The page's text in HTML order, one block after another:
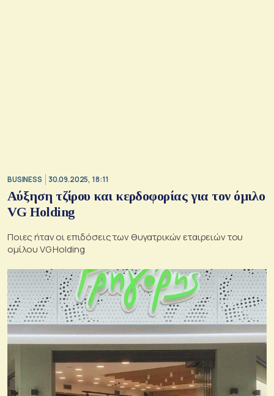
BUSINESS 30.09.2025, 18:11
Αύξηση τζίρου και κερδοφορίας για τον όμιλο
VG Holding
Ποιες ήταν οι επιδόσεις των θυγατρικών εταιρειών του
ομίλου VG Holding